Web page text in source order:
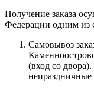
Получение заказа
Федерации одним из
Самовывоз
(вход со
непраздничные